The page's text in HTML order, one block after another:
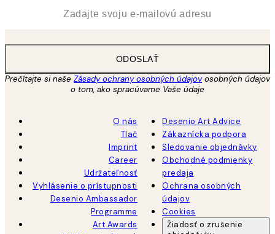
ODOSLAŤ
Prečítajte si naše Zásady ochrany osobných údajovosobných údajov
o tom, ako spracúvame Vaše údaje
O nás
Tlač
Imprint
Career
Udržateľnosť
Vyhlásenie o prístupnosti
Desenio Ambassador
Programme
Art Awards
Desenio Art Advice
Zákaznícka podpora
Sledovanie objednávky
Obchodné podmienky
predaja
Ochrana osobných
údajov
Cookies
Žiadosť o zrušenie